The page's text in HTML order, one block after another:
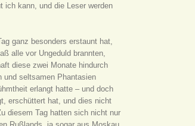
kann, und die Leser werden
ganz besonders erstaunt hat,
alle vor Ungeduld brannten,
diese zwei Monate hindurch
und seltsamen Phantasien
erlangt hatte – und doch
erschüttert hat, und dies nicht
diesem Tag hatten sich nicht nur